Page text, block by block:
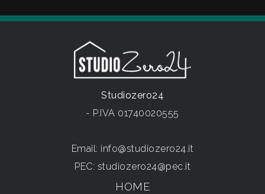
Studiozero24
- P.IVA 01740020555
Email: info@studiozero24.it
PEC: studiozero24@pec.it
HOME